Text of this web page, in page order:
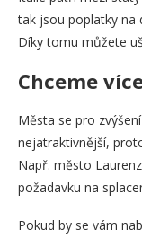
tak jsou poplatky na
Díky tomu můžete
Chceme
Města se pro
nejatraktivnější,
Např. město
požadavku na
Pokud by se vám